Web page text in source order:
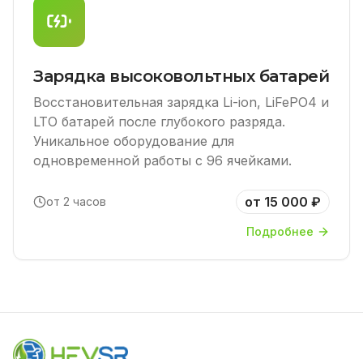
Зарядка высоковольтных батарей
Восстановительная зарядка Li-ion, LiFePO4 и
LTO батарей после глубокого разряда.
Уникальное оборудование для
одновременной работы с 96 ячейками.
от 2 часов от 15 000 ₽
Подробнее